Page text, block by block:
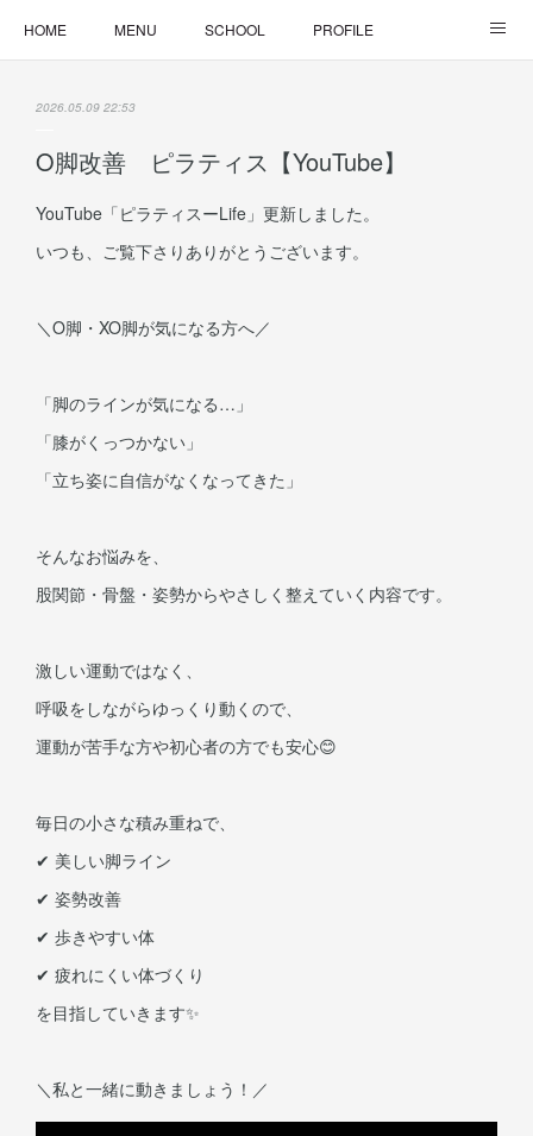
HOME MENU SCHOOL PROFILE
2026.05.09 22:53
O脚改善 ピラティス【YouTube】
YouTube「ピラティスーLife」更新しました。
いつも、ご覧下さりありがとうございます。
＼O脚・XO脚が気になる方へ／
「脚のラインが気になる…」
「膝がくっつかない」
「立ち姿に自信がなくなってきた」
そんなお悩みを、
股関節・骨盤・姿勢からやさしく整えていく内容です。
激しい運動ではなく、
呼吸をしながらゆっくり動くので、
運動が苦手な方や初心者の方でも安心😊
毎日の小さな積み重ねで、
✔︎ 美しい脚ライン
✔︎ 姿勢改善
✔︎ 歩きやすい体
✔︎ 疲れにくい体づくり
を目指していきます✨
＼私と一緒に動きましょう！／